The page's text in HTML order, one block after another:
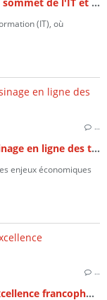
(IT), où
…
Analyse de la Valeur montante du magasinage en ligne des téléphones intelligeants en France
enjeux économiques
…
L'Université de Moncton : Le cœur de l'excellence francophone en Acadie